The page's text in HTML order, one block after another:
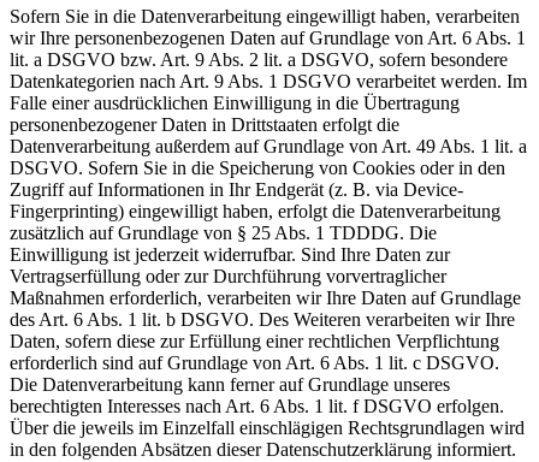
Sofern Sie in die Datenverarbeitung eingewilligt haben, verarbeiten
wir Ihre personenbezogenen Daten auf Grundlage von Art. 6 Abs. 1
lit. a DSGVO bzw. Art. 9 Abs. 2 lit. a DSGVO, sofern besondere
Datenkategorien nach Art. 9 Abs. 1 DSGVO verarbeitet werden. Im
Falle einer ausdrücklichen Einwilligung in die Übertragung
personenbezogener Daten in Drittstaaten erfolgt die
Datenverarbeitung außerdem auf Grundlage von Art. 49 Abs. 1 lit. a
DSGVO. Sofern Sie in die Speicherung von Cookies oder in den
Zugriff auf Informationen in Ihr Endgerät (z. B. via Device-
Fingerprinting) eingewilligt haben, erfolgt die Datenverarbeitung
zusätzlich auf Grundlage von § 25 Abs. 1 TDDDG. Die
Einwilligung ist jederzeit widerrufbar. Sind Ihre Daten zur
Vertragserfüllung oder zur Durchführung vorvertraglicher
Maßnahmen erforderlich, verarbeiten wir Ihre Daten auf Grundlage
des Art. 6 Abs. 1 lit. b DSGVO. Des Weiteren verarbeiten wir Ihre
Daten, sofern diese zur Erfüllung einer rechtlichen Verpflichtung
erforderlich sind auf Grundlage von Art. 6 Abs. 1 lit. c DSGVO.
Die Datenverarbeitung kann ferner auf Grundlage unseres
berechtigten Interesses nach Art. 6 Abs. 1 lit. f DSGVO erfolgen.
Über die jeweils im Einzelfall einschlägigen Rechtsgrundlagen wird
in den folgenden Absätzen dieser Datenschutzerklärung informiert.